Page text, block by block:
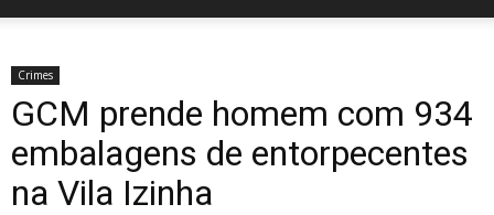
Crimes
GCM prende homem com 934
embalagens de entorpecentes
na Vila Izinha